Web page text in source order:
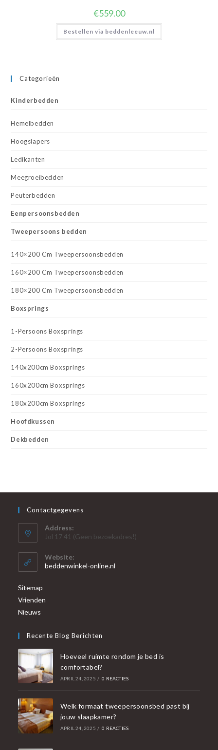
€559.00
Bestellen via beddenleeuw.nl
Categorieën
Kinderbedden
Hemelbedden
Hoogslapers
Ledikanten
Meegroeibedden
Peuterbedden
Eenpersoonsbedden
Tweepersoons bedden
140×200 Cm Tweepersoonsbedden
160×200 Cm Tweepersoonsbedden
180×200 Cm Tweepersoonsbedden
Boxsprings
1-Persoons Boxsprings
2-Persoons Boxsprings
140x200cm Boxsprings
160x200cm Boxsprings
180x200cm Boxsprings
Hoofdkussen
Dekbedden
Contactgegevens
Address:
Jol 17 41 (Geen bezoekadres!)
Website:
beddenwinkel-online.nl
Sitemap
Vrienden
Nieuws
Recente Blog Berichten
Hoeveel ruimte rondom je bed is
comfortabel?
APRIL 24, 2025 / 0 REACTIES
Welk formaat tweepersoonsbed past bij
jouw slaapkamer?
APRIL 24, 2025 / 0 REACTIES